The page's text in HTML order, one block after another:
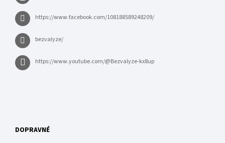
https://www.facebook.com/108188589248209/
bezvalyze/
https://www.youtube.com/@Bezvalyze-kx8up
DOPRAVNÉ